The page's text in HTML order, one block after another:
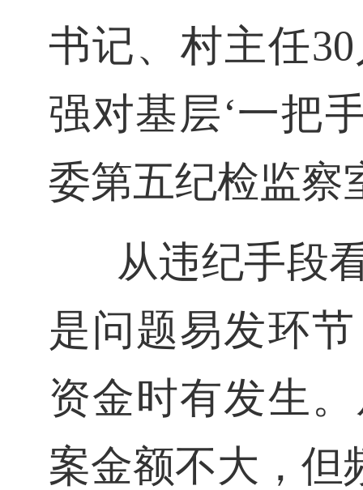
书记、村主任
强对基层‘一把
委第五纪检监察
从违纪手段
是问题易发环
资金时有发生
案金额不大，但